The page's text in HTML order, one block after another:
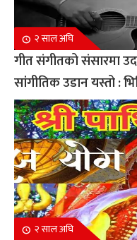
२ साल अघि
गीत संगीतको संसारमा
सांगीतिक उडान यस्तो :
२ साल अघि